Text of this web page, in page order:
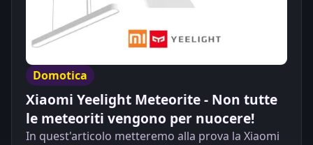
Domotica
Xiaomi Yeelight Meteorite - Non tutte
le meteoriti vengono per nuocere!
In quest'articolo metteremo alla prova la Xiaomi